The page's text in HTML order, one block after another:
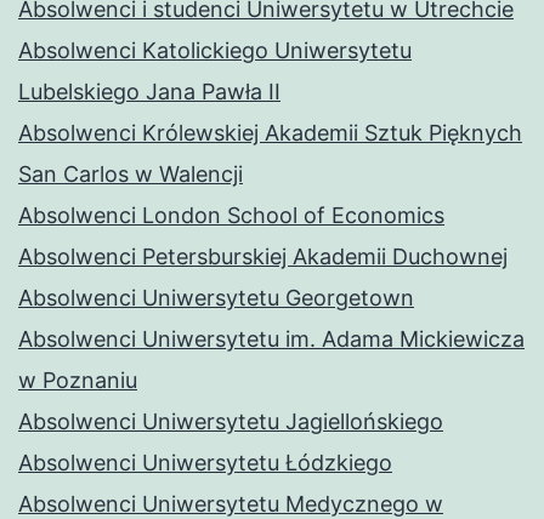
Absolwenci i studenci Uniwersytetu w Utrechcie
Absolwenci Katolickiego Uniwersytetu
Lubelskiego Jana Pawła II
Absolwenci Królewskiej Akademii Sztuk Pięknych
San Carlos w Walencji
Absolwenci London School of Economics
Absolwenci Petersburskiej Akademii Duchownej
Absolwenci Uniwersytetu Georgetown
Absolwenci Uniwersytetu im. Adama Mickiewicza
w Poznaniu
Absolwenci Uniwersytetu Jagiellońskiego
Absolwenci Uniwersytetu Łódzkiego
Absolwenci Uniwersytetu Medycznego w